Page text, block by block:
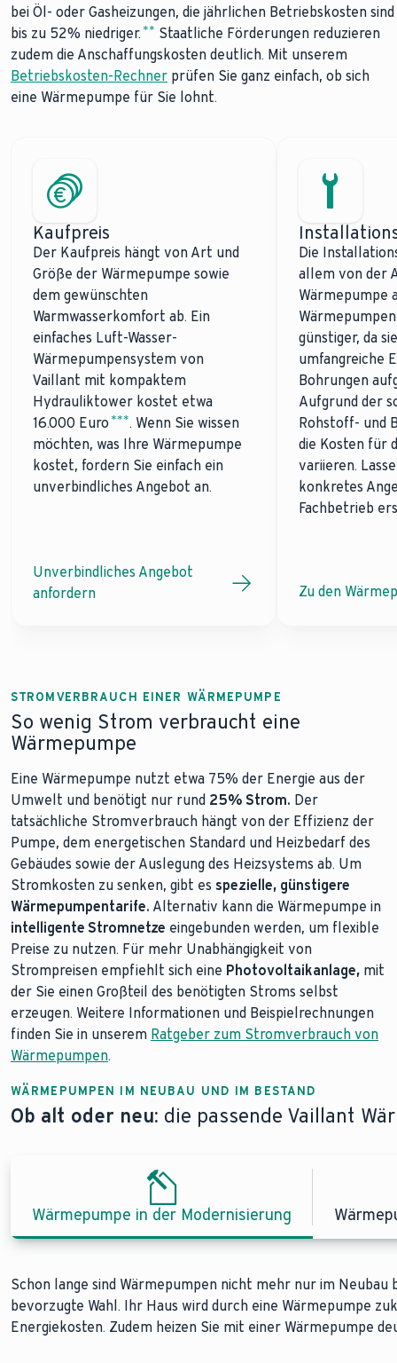
bei Öl- oder Gasheizungen, die jährlichen Betriebskosten sind
bis zu 52% niedriger. ** Staatliche Förderungen reduzieren
zudem die Anschaffungskosten deutlich. Mit unserem
Betriebskosten-Rechner prüfen Sie ganz einfach, ob sich
eine Wärmepumpe für Sie lohnt.
Kaufpreis
Der Kaufpreis hängt von Art und
Größe der Wärmepumpe sowie
dem gewünschten
Warmwasserkomfort ab. Ein
einfaches Luft-Wasser-
Wärmepumpensystem von
Vaillant mit kompaktem
Hydrauliktower kostet etwa
16.000 Euro***. Wenn Sie wissen
möchten, was Ihre Wärmepumpe
kostet, fordern Sie einfach ein
unverbindliches Angebot an.
Unverbindliches Angebot
anfordern
Die
allem von der
Wärmepumpe
günstiger, da
umfangreiche
Bohrungen
Aufgrund der
Rohstoff- und
die Kosten für
variieren.
konkretes
Fachbetrieb
Zu den
STROMVERBRAUCH EINER WÄRMEPUMPE
So wenig Strom verbraucht eine
Wärmepumpe
Eine Wärmepumpe nutzt etwa 75% der Energie aus der
Umwelt und benötigt nur rund 25% Strom. Der
tatsächliche Stromverbrauch hängt von der Effizienz der
Pumpe, dem energetischen Standard und Heizbedarf des
Gebäudes sowie der Auslegung des Heizsystems ab. Um
Stromkosten zu senken, gibt es spezielle, günstigere
Wärmepumpentarife. Alternativ kann die Wärmepumpe in
intelligente Stromnetze eingebunden werden, um flexible
Preise zu nutzen. Für mehr Unabhängigkeit von
Strompreisen empfiehlt sich eine Photovoltaikanlage, mit
der Sie einen Großteil des benötigten Stroms selbst
erzeugen. Weitere Informationen und Beispielrechnungen
finden Sie in unserem Ratgeber zum Stromverbrauch von
Wärmepumpen.
WÄRMEPUMPEN IM NEUBAU UND IM BESTAND
Ob alt oder neu: die passende Vaillant
Wärmepumpe in der Modernisierung
Schon lange sind Wärmepumpen nicht mehr nur im
bevorzugte Wahl. Ihr Haus wird durch eine Wärmepumpe
Energiekosten. Zudem heizen Sie mit einer Wärmepumpe
Wärmepumpen sind selbst in älteren Häusern eine
und Anpassung an das bestehende Heizsystem profitieren
und einem deutlich besseren Klimaschutz – ganz ohne
Inzwischen sind Wärmepumpen die erste Wahl bei der
direkt von Anfang an individuell in das Bauprojekt mit
komplette Innenaufstellung der Wärmepumpe möglich.